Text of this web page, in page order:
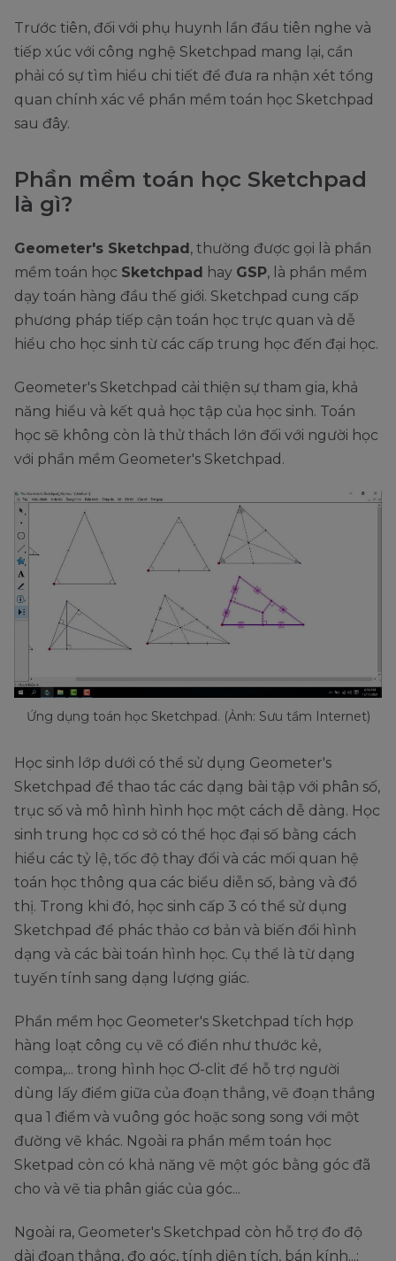
Trước tiên, đối với phụ huynh lần đầu tiên nghe và
tiếp xúc với công nghệ Sketchpad mang lại, cần
phải có sự tìm hiểu chi tiết để đưa ra nhận xét tổng
quan chính xác về phần mềm toán học Sketchpad
sau đây.
Phần mềm toán học Sketchpad
là gì?
Geometer's Sketchpad , thường được gọi là phần
mềm toán học Sketchpad hay GSP, là phần mềm
dạy toán hàng đầu thế giới. Sketchpad cung cấp
phương pháp tiếp cận toán học trực quan và dễ
hiểu cho học sinh từ các cấp trung học đến đại học.
Geometer's Sketchpad cải thiện sự tham gia, khả
năng hiểu và kết quả học tập của học sinh. Toán
học sẽ không còn là thử thách lớn đối với người học
với phần mềm Geometer's Sketchpad.
Ứng dụng toán học Sketchpad. (Ảnh: Sưu tầm Internet)
Học sinh lớp dưới có thể sử dụng Geometer's
Sketchpad để thao tác các dạng bài tập với phân số,
trục số và mô hình hình học một cách dễ dàng. Học
sinh trung học cơ sở có thể học đại số bằng cách
hiểu các tỷ lệ, tốc độ thay đổi và các mối quan hệ
toán học thông qua các biểu diễn số, bảng và đồ
thị. Trong khi đó, học sinh cấp 3 có thể sử dụng
Sketchpad để phác thảo cơ bản và biến đổi hình
dạng và các bài toán hình học. Cụ thể là từ dạng
tuyến tính sang dạng lượng giác.
Phần mềm học Geometer's Sketchpad tích hợp
hàng loạt công cụ vẽ cổ điển như thước kẻ,
compa,... trong hình học Ơ-clit để hỗ trợ người
dùng lấy điểm giữa của đoạn thẳng, vẽ đoạn thẳng
qua 1 điểm và vuông góc hoặc song song với một
đường vẽ khác. Ngoài ra phần mềm toán học
Sketpad còn có khả năng vẽ một góc bằng góc đã
cho và vẽ tia phân giác của góc...
Ngoài ra, Geometer's Sketchpad còn hỗ trợ đo độ
dài đoạn thẳng, đo góc, tính diện tích, bán kính...;